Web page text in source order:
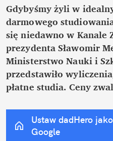
Gdybyśmy żyli w
darmowego
się niedawno w Kanale
prezydenta Sławomir
Ministerstwo Nauki i
przedstawiło
płatne studia. Ceny
Ustaw dadHero
Google